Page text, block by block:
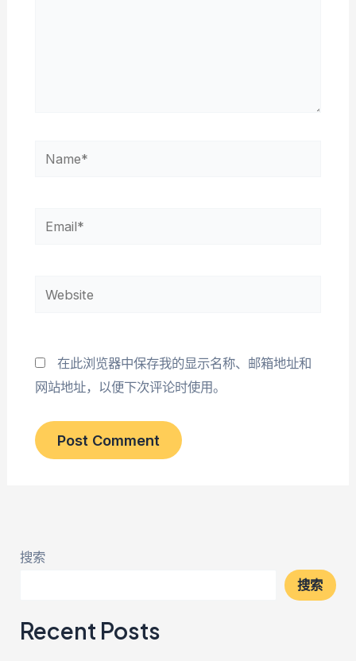
Name*
Email*
Website
在此浏览器中保存我的显示名称、邮箱地址和
网站地址，以便下次评论时使用。
搜索
搜索
Recent Posts